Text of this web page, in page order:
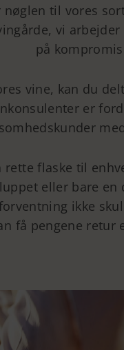
til vores
vi
på
vine, kan du
er
flaske til
eller bare
ikke
få pengene retur